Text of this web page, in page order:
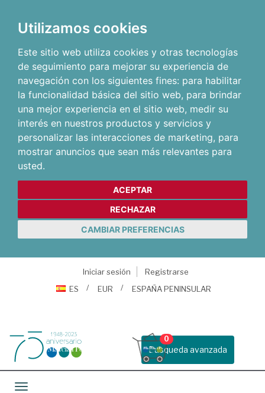
Utilizamos cookies
Este sitio web utiliza cookies y otras tecnologías
de seguimiento para mejorar su experiencia de
navegación con los siguientes fines: para habilitar
la funcionalidad básica del sitio web, para brindar
una mejor experiencia en el sitio web, medir su
interés en nuestros productos y servicios y
personalizar las interacciones de marketing, para
mostrar anuncios que sean más relevantes para
usted.
ACEPTAR
RECHAZAR
CAMBIAR PREFERENCIAS
Iniciar sesión
Registrarse
ES
EUR ESPAÑA PENINSULAR
Busqueda avanzada
0
Toggle navigation